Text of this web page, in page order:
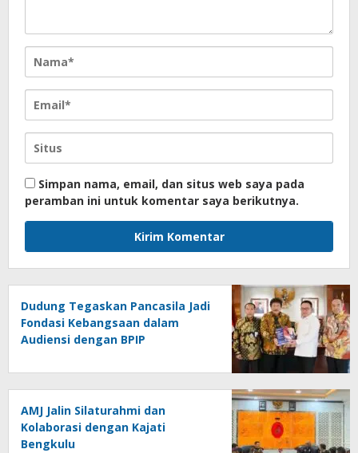
Simpan nama, email, dan situs web saya pada
peramban ini untuk komentar saya berikutnya.
Dudung Tegaskan Pancasila Jadi
Fondasi Kebangsaan dalam
Audiensi dengan BPIP
AMJ Jalin Silaturahmi dan
Kolaborasi dengan Kajati
Bengkulu